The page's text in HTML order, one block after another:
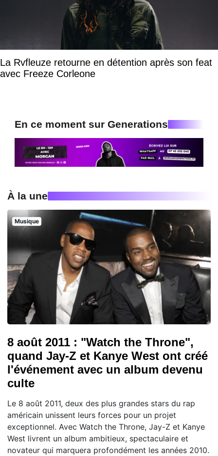
La Rvfleuze retourne en détention après son feat
avec Freeze Corleone
En ce moment sur Generations
À la une
Musique
8 août 2011 : "Watch the Throne",
quand Jay-Z et Kanye West ont créé
l'événement avec un album devenu
culte
Le 8 août 2011, deux des plus grandes stars du rap
américain unissent leurs forces pour un projet
exceptionnel. Avec Watch the Throne, Jay-Z et Kanye
West livrent un album ambitieux, spectaculaire et
novateur qui marquera profondément les années 2010.